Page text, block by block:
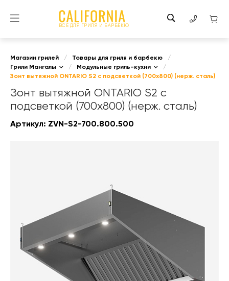
ВСЕ ДЛЯ ГРИЛЯ И БАРБЕКЮ
Магазин грилей / Товары для гриля и барбекю
/
Грили Мангалы
/ Модульные гриль-кухни
/
Зонт вытяжной ONTARIO S2 с подсветкой (700x800) (нерж. сталь)
Зонт вытяжной ONTARIO S2 с
подсветкой (700x800) (нерж. сталь)
Артикул: ZVN-S2-700.800.500